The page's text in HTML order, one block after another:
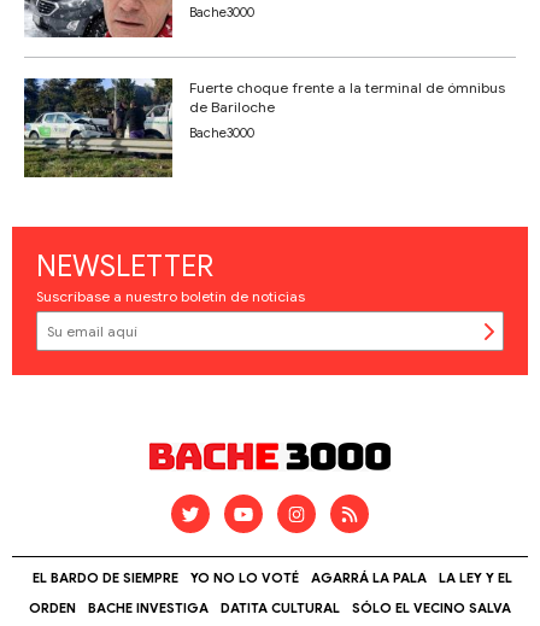
Bache3000
Fuerte choque frente a la terminal de ómnibus
de Bariloche
Bache3000
NEWSLETTER
Suscríbase a nuestro boletín de noticias
EL BARDO DE SIEMPRE YO NO LO VOTÉ AGARRÁ LA PALA
LA LEY Y EL
ORDEN
BACHE INVESTIGA DATITA CULTURAL SÓLO EL VECINO SALVA